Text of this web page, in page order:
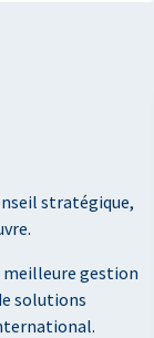
stratégique,
meilleure gestion
solutions